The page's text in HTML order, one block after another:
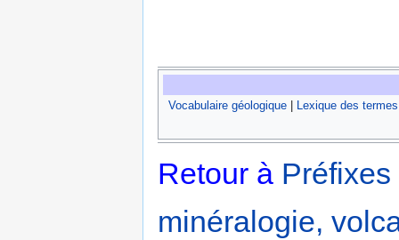
Vocabulaire géologique Lexique des
Retour à
minéralogie,